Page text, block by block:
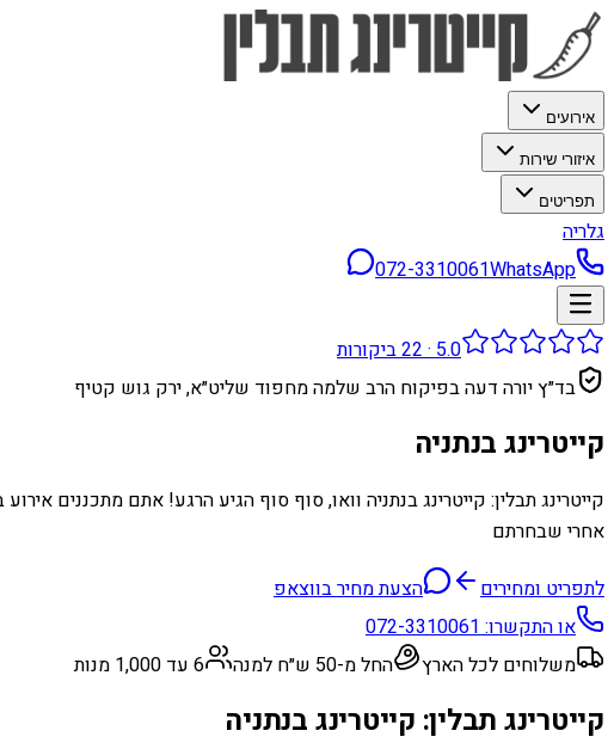
אירועים
איזורי שירות
תפריטים
גלריה
072-3310061WhatsApp
5.0
·
22ביקורות
בד״ץ יורה דעה בפיקוח הרב שלמה מחפוד שליט״א, ירק גוש קטיף
קייטרינג בנתניה
קייטרינג תבלין: קייטרינג בנתניה וואו, סוף סוף הגיע הרגע! אתם מתכננים
אחרי שבחרתם
לתפריט ומחירים
הצעת מחיר בווצאפ
או התקשרו:072-3310061
משלוחים לכל הארץ
החל מ-50 ש״ח למנה 6 עד 1,000 מנות
קייטרינג תבלין: קייטרינג בנתניה